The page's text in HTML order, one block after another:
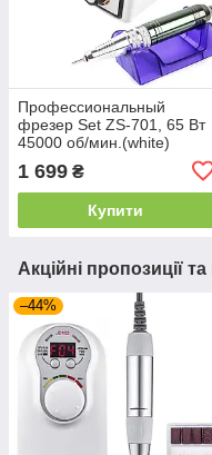
Профессиональный
фрезер Set ZS-701, 65 Вт
45000 об/мин.(white)
1 699 ₴
Купити
Акційні пропозиції
–44%